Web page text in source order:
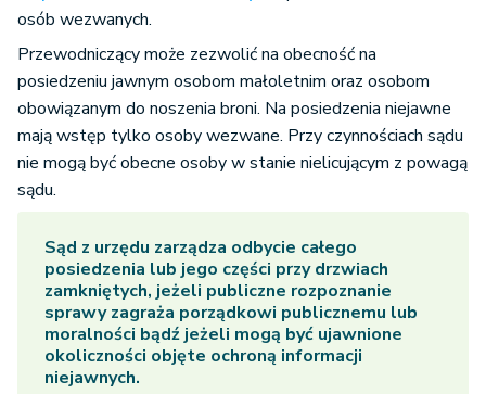
osób wezwanych.
Przewodniczący może zezwolić na obecność na
posiedzeniu jawnym osobom małoletnim oraz osobom
obowiązanym do noszenia broni. Na posiedzenia niejawne
mają wstęp tylko osoby wezwane. Przy czynnościach sądu
nie mogą być obecne osoby w stanie nielicującym z powagą
sądu.
Sąd z urzędu zarządza odbycie całego
posiedzenia lub jego części przy drzwiach
zamkniętych, jeżeli publiczne rozpoznanie
sprawy zagraża porządkowi publicznemu lub
moralności bądź jeżeli mogą być ujawnione
okoliczności objęte ochroną informacji
niejawnych.